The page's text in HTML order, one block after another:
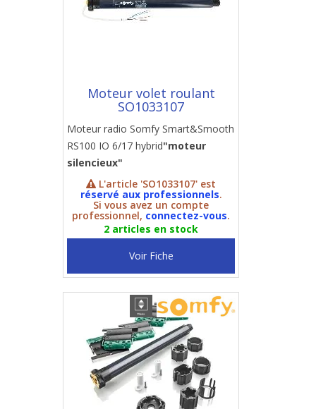
Moteur volet roulant
SO1033107
Moteur radio Somfy Smart&Smooth
RS100 IO 6/17 hybrid"moteur
silencieux"
L'article 'SO1033107' est
réservé aux professionnels.
Si vous avez un compte
professionnel, connectez-vous.
2 articles en stock
Voir Fiche